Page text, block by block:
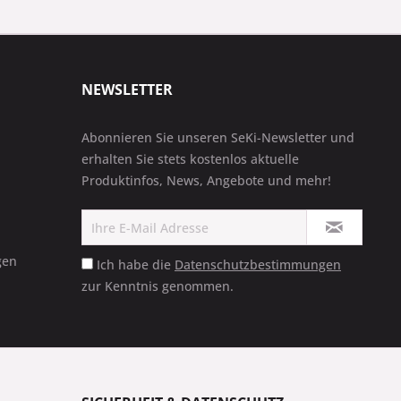
NEWSLETTER
Abonnieren Sie unseren SeKi-Newsletter und
erhalten Sie stets kostenlos aktuelle
Produktinfos, News, Angebote und mehr!
Ich habe die Datenschutzbestimmungen
zur Kenntnis genommen.